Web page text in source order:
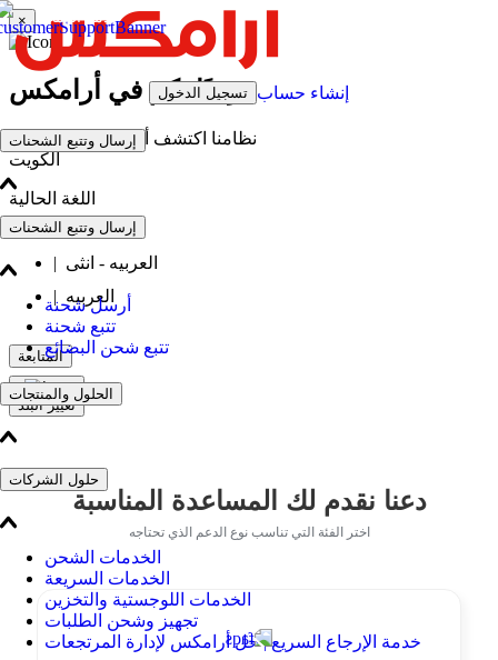
تسجيل الدخول إنشاء حساب
إرسال وتتبع الشحنات
إرسال وتتبع الشحنات
أرسل شحنة
تتبع شحنة
تتبع شحن البضائع
الحلول والمنتجات
حلول الشركات
الخدمات الشحن
الخدمات السريعة
الخدمات اللوجستية والتخزين
تجهيز وشحن الطلبات
خدمة الإرجاع السريع | حل أرامكس لإدارة المرتجعات
×
مرحبًا بكم في أرامكس
نظامنا اكتشف أنك موجود حاليًا في
الكويت
اللغة الحالية
English
| العربيه - انثى
| العربيه
المتابعة
تغيير البلد
دعنا نقدم لك المساعدة المناسبة
اختر الفئة التي تناسب نوع الدعم الذي تحتاجه
خدمة العملاء